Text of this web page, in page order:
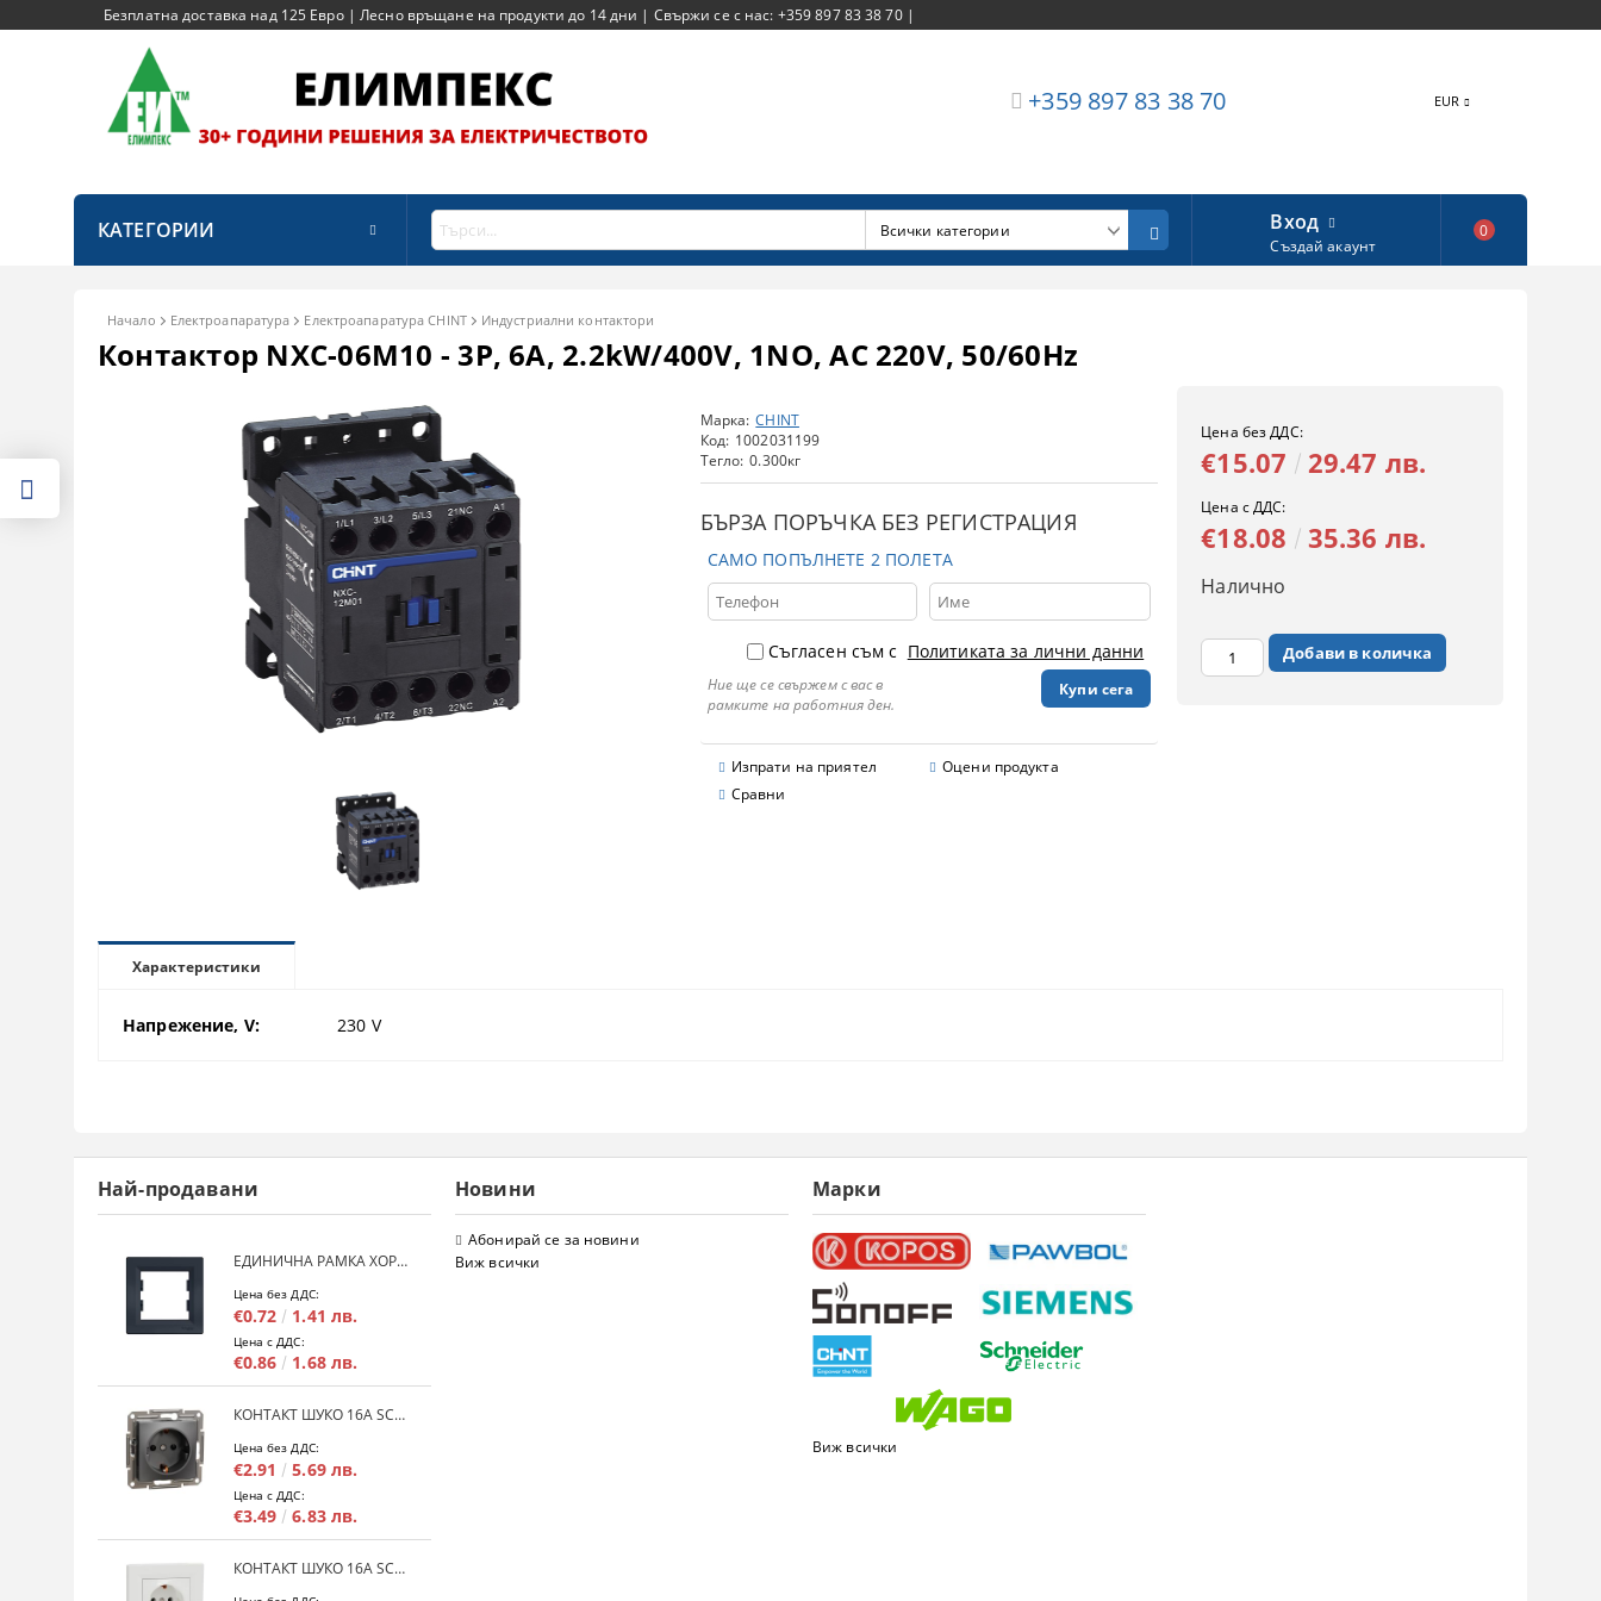
Безплатна доставка над 125 Евро | Лесно връщане на продукти до 14 дни | Свържи се с нас: +359 897 83 38 70 |
+359 897 83 38 70 EUR
КАТЕГОРИИ Вход
Създай акаунт
0
Начало Електроапаратура Eлектроапаратура CHINT Индустриални контактори
Контактор NXC-06M10 - 3P, 6A, 2.2kW/400V, 1NO, AC 220V, 50/60Hz
Марка: CHINT
Код: 1002031199
Тегло: 0.300кг
БЪРЗА ПОРЪЧКА БЕЗ РЕГИСТРАЦИЯ
САМО ПОПЪЛНЕТЕ 2 ПОЛЕТА
Съгласен съм с Политиката за лични данни
Ние ще се свържем с вас в
рамките на работния ден.
Изпрати на приятел
Оцени продукта
Сравни
Цена без ДДС:
€15.07 29.47 лв.
Цена с ДДС:
€18.08 35.36 лв.
Налично
Характеристики
Напрежение, V: 230 V
Най-продавани
ЕДИНИЧНА РАМКА ХОРИЗОНТАЛНА SCHNEIDER ASFORA EPH5800171 - АНТРАЦИТ
Цена без ДДС:
€0.72 1.41 лв.
Цена с ДДС:
€0.86 1.68 лв.
КОНТАКТ ШУКО 16A SCHNEIDER ASFORA EPH2900171 - АНРАЦИТ
Цена без ДДС:
€2.91 5.69 лв.
Цена с ДДС:
€3.49 6.83 лв.
КОНТАКТ ШУКО 16A SCHNEIDER ASFORA EPH2900121 - БЯЛ
Новини
Абонирай се за новини
Виж всички
Марки
Виж всички